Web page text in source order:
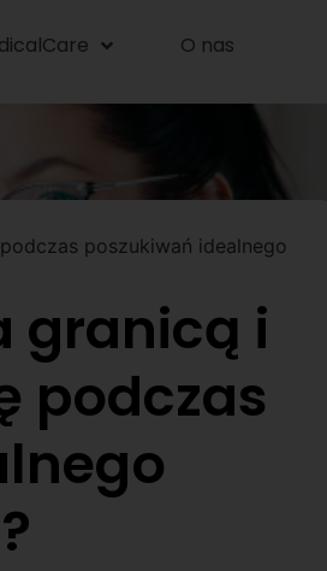
O nas
poszukiwań idealnego
granicą i
podczas